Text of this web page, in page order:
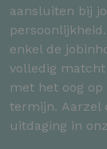
aansluiten bij
enkel de
volledig
met het oog
termijn. Aarzel
uitdaging in